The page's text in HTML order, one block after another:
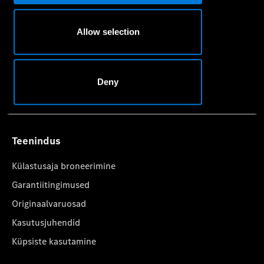
Allow selection
Deny
Pakkumised
Veho Baltics OÜ privaatsustingimused
Teenindus
Külastusaja broneerimine
Garantiitingimused
Originaalvaruosad
Kasutusjuhendid
Küpsiste kasutamine